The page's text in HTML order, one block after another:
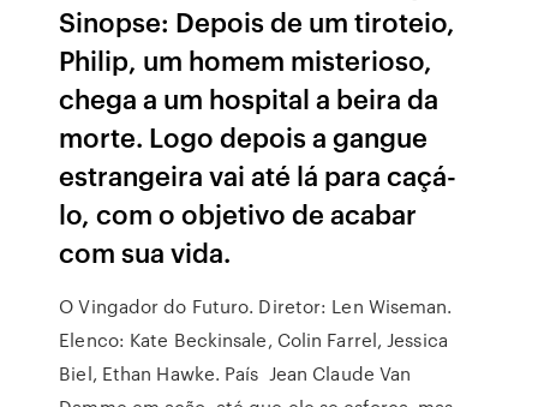
Sinopse: Depois de um tiroteio,
Philip, um homem misterioso,
chega a um hospital a beira da
morte. Logo depois a gangue
estrangeira vai até lá para caçá-
lo, com o objetivo de acabar
com sua vida.
O Vingador do Futuro. Diretor: Len Wiseman.
Elenco: Kate Beckinsale, Colin Farrel, Jessica
Biel, Ethan Hawke. País Jean Claude Van